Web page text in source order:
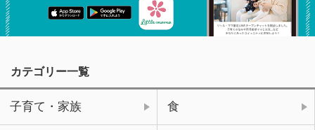
カテゴリー一覧
子育て・家族 食